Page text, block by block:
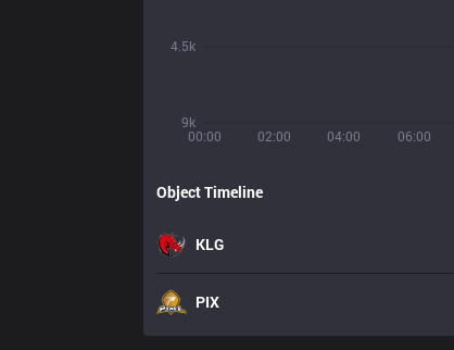
00:00 02:00 04:00 06:00
9k
4.5k
Object Timeline
KLG
PIX